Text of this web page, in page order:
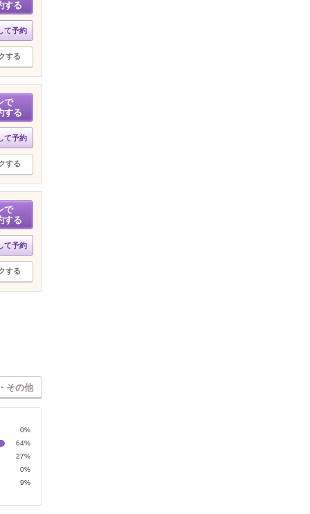
する
て予約
する
で
する
て予約
する
で
する
て予約
する
その他
0%
64%
27%
0%
9%